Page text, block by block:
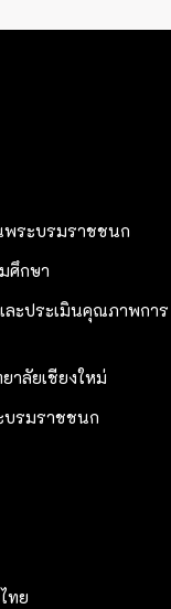
ระบรมราชชนก
ศึกษา
ะประเมินคุณภาพการ
าลัยเชียงใหม่
บรมราชชนก
ทย